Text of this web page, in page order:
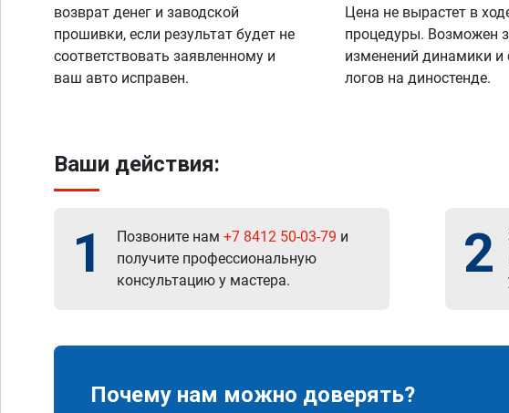
возврат денег и заводской
прошивки, если результат будет не
соответствовать заявленному и
ваш авто исправен.
Цена не вырастет в
процедуры. Возможен
изменений динамики и
логов на диностенде.
Ваши действия:
1 Позвоните нам +7 8412 50-03-79 и
получите профессиональную
консультацию у мастера.
2
Почему нам можно доверять?